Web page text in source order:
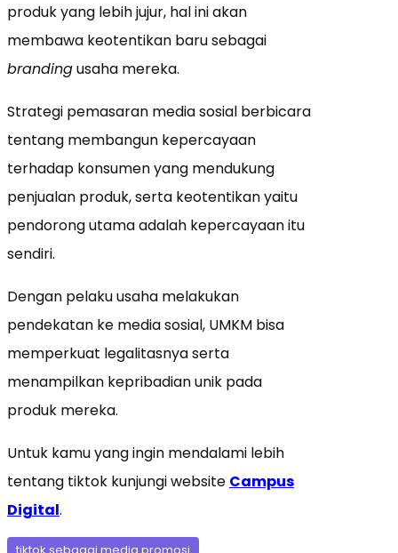
produk yang lebih jujur, hal ini akan
membawa keotentikan baru sebagai
brandingusaha mereka.
Strategi pemasaran media sosial berbicara
tentang membangun kepercayaan
terhadap konsumen yang mendukung
penjualan produk, serta keotentikan yaitu
pendorong utama adalah kepercayaan itu
sendiri.
Dengan pelaku usaha melakukan
pendekatan ke media sosial, UMKM bisa
memperkuat legalitasnya serta
menampilkan kepribadian unik pada
produk mereka.
Untuk kamu yang ingin mendalami lebih
tentang tiktok kunjungi website Campus
Digital.
tiktok sebagai media promosi